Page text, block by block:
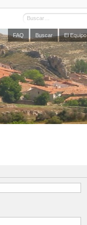
FAQ Buscar El Equipo